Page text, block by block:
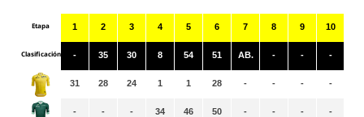
Etapa
Clasificación
1
-
31
-
2
35
28
-
3
30
24
-
4
8
1
34
5
54
1
46
6
51
28
50
7
AB.
-
-
8
-
-
-
9
-
-
-
10
-
-
-